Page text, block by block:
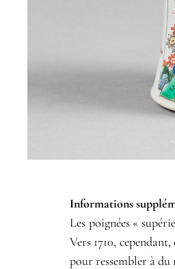
Informations
Les poignées «
Vers 1710,
pour ressembler à